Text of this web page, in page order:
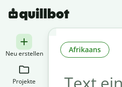
Neu erstellen
Projekte
Afrikaans